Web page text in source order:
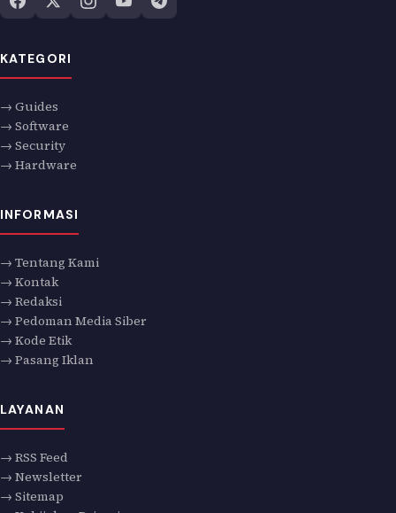
KATEGORI
→ Guides
→ Software
→ Security
→ Hardware
INFORMASI
→ Tentang Kami
→ Kontak
→ Redaksi
→ Pedoman Media Siber
→ Kode Etik
→ Pasang Iklan
LAYANAN
→ RSS Feed
→ Newsletter
→ Sitemap